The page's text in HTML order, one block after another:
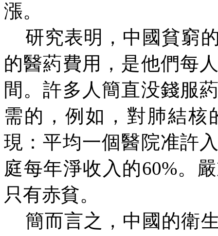
漲。
研究表明，中國貧窮
的醫葯費用，是他們每
間。許多人簡直没錢服
需的，例如，對肺結核
現：平均一個醫院准許
庭每年淨收入的60%。
只有赤貧。
簡而言之，中國的衛